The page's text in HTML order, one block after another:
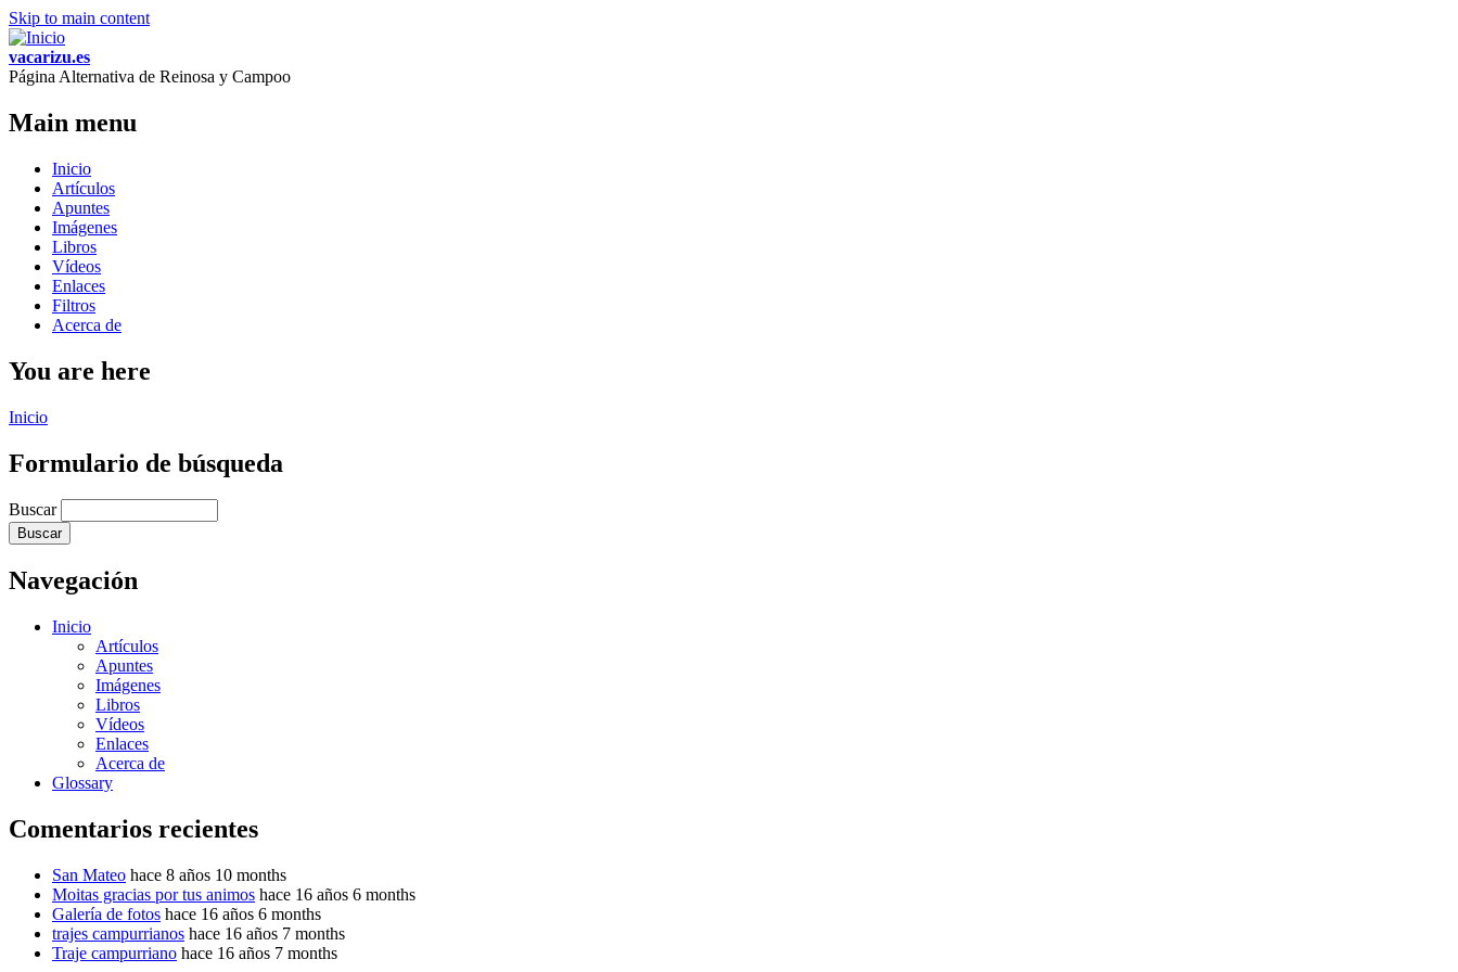
Skip to main content
vacarizu.es
Página Alternativa de Reinosa y Campoo
Main menu
Inicio
Artículos
Apuntes
Imágenes
Libros
Vídeos
Enlaces
Filtros
Acerca de
You are here
Inicio
Formulario de búsqueda
Buscar
Navegación
Inicio
Artículos
Apuntes
Imágenes
Libros
Vídeos
Enlaces
Acerca de
Glossary
Comentarios recientes
San Mateo hace 8 años 10 months
Moitas gracias por tus animos hace 16 años 6 months
Galería de fotos hace 16 años 6 months
trajes campurrianos hace 16 años 7 months
Traje campurriano hace 16 años 7 months